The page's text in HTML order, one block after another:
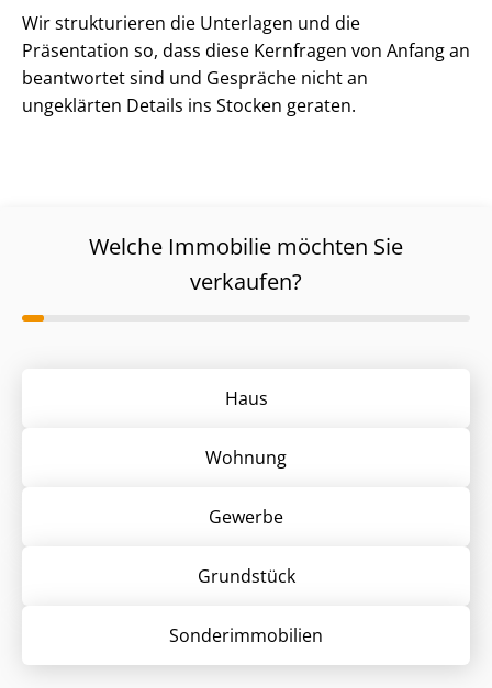
Wir strukturieren die Unterlagen und die
Präsentation so, dass diese Kernfragen von Anfang an
beantwortet sind und Gespräche nicht an
ungeklärten Details ins Stocken geraten.
Welche Immobilie möchten Sie
verkaufen?
Haus
Wohnung
Gewerbe
Grund­stück
Sonder­immobilien